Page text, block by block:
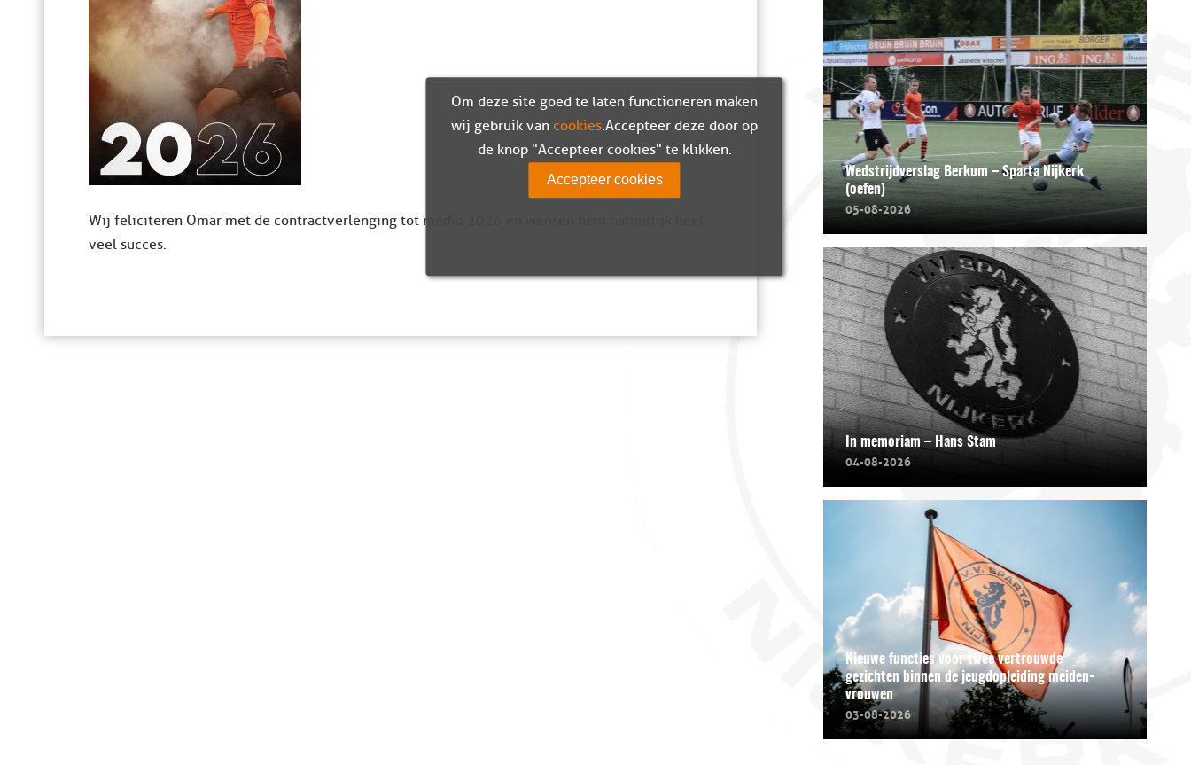
Wij feliciteren Omar met de contractverlenging tot medio 2026 en wensen hem natuurlijk heel
veel succes.
Wedstrijdverslag Berkum – Sparta Nijkerk
(oefen)
05-08-2026
In memoriam – Hans Stam
04-08-2026
Nieuwe functies voor twee vertrouwde
gezichten binnen de jeugdopleiding meiden-
vrouwen
03-08-2026
Om deze site goed te laten functioneren maken
wij gebruik van cookies. Accepteer deze door op
de knop "Accepteer cookies" te klikken.
Accepteer cookies